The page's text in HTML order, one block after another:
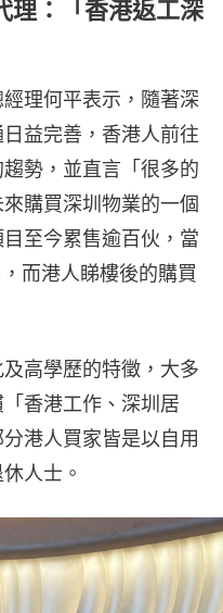
：「香港返工深
理何平表示，隨著深
益完善，香港人前往
勢，並直言「很多的
購買深圳物業的一個
至今累售逾百伙，當
而港人睇樓後的購買
高學歷的特徵，大多
香港工作、深圳居
港人買家皆是以自用
人士。